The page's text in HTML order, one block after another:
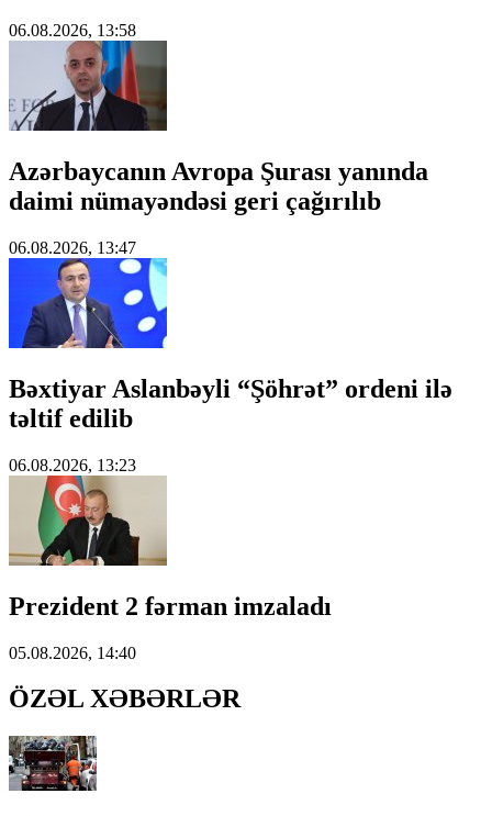
06.08.2026, 13:58
Azərbaycanın Avropa Şurası yanında
daimi nümayəndəsi geri çağırılıb
06.08.2026, 13:47
Bəxtiyar Aslanbəyli “Şöhrət” ordeni ilə
təltif edilib
06.08.2026, 13:23
Prezident 2 fərman imzaladı
05.08.2026, 14:40
ÖZƏL XƏBƏRLƏR